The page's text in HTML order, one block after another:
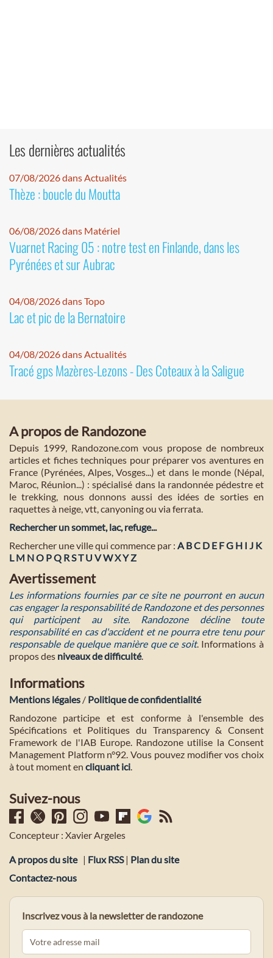
Les dernières actualités
07/08/2026 dans Actualités
Thèze : boucle du Moutta
06/08/2026 dans Matériel
Vuarnet Racing 05 : notre test en Finlande, dans les
Pyrénées et sur Aubrac
04/08/2026 dans Topo
Lac et pic de la Bernatoire
04/08/2026 dans Actualités
Tracé gps Mazères-Lezons - Des Coteaux à la Saligue
A propos de Randozone
Depuis 1999, Randozone.com vous propose de nombreux
articles et fiches techniques pour préparer vos aventures en
France (Pyrénées, Alpes, Vosges...) et dans le monde (Népal,
Maroc, Réunion...) : spécialisé dans la randonnée pédestre et
le trekking, nous donnons aussi des idées de sorties en
raquettes à neige, vtt, canyoning ou via ferrata.
Rechercher un sommet, lac, refuge...
Rechercher une ville qui commence par : A BC D E FG H I J K
L M NO PQ RST U VWXYZ
Avertissement
Les informations fournies par ce site ne pourront en aucun
cas engager la responsabilité de Randozone et des personnes
qui participent au site. Randozone décline toute
responsabilité en cas d'accident et ne pourra etre tenu pour
responsable de quelque manière que ce soit. Informations à
propos des niveaux de difficulté.
Informations
Mentions légales / Politique de confidentialité
Randozone participe et est conforme à l'ensemble des
Spécifications et Politiques du Transparency & Consent
Framework de l'IAB Europe. Randozone utilise la Consent
Management Platform n°92. Vous pouvez modifier vos choix
à tout moment en cliquant ici.
Suivez-nous
Concepteur : Xavier Argeles
A propos du site | Flux RSS| Plan du site
Contactez-nous
Inscrivez vous à la newsletter de randozone